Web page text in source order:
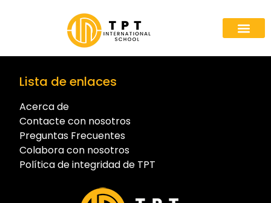
Lista de enlaces
Acerca de
Contacte con nosotros
Preguntas Frecuentes
Colabora con nosotros
Política de integridad de TPT